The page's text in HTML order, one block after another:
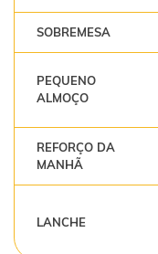
SOBREMESA
PEQUENO
ALMOÇO
REFORÇO DA
MANHÃ
LANCHE